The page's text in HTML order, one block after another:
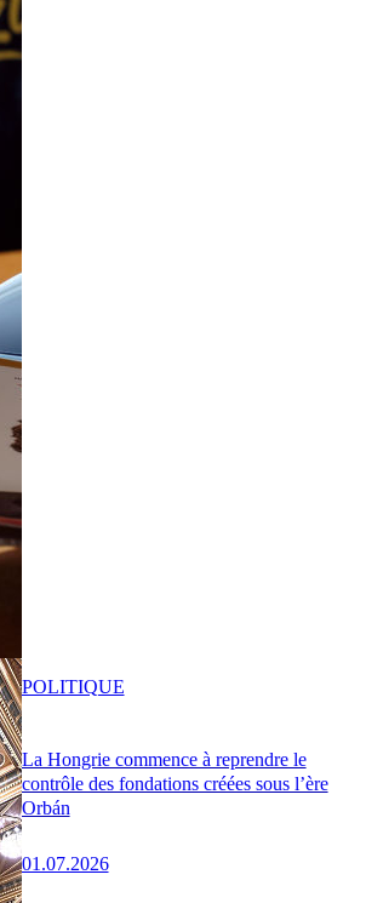
La Hongrie commence à reprendre le
contrôle des fondations créées sous l’ère
Orbán
01.07.2026
POLITIQUE